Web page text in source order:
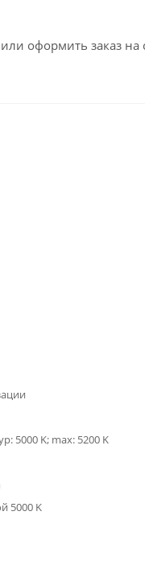
или оформить заказ на
5000 K; max: 5200 K
5000 K